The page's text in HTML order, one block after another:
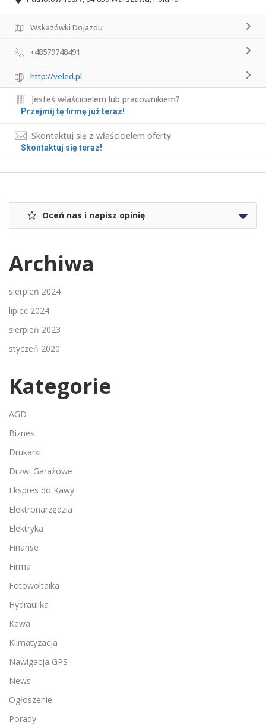
Wskazówki Dojazdu
+48579748491
http://veled.pl
Jesteś właścicielem lub pracownikiem?
Przejmij tę firmę już teraz!
Skontaktuj się z właścicielem oferty
Skontaktuj się teraz!
Oceń nas i napisz opinię
Archiwa
sierpień 2024
lipiec 2024
sierpień 2023
styczeń 2020
Kategorie
AGD
Biznes
Drukarki
Drzwi Garażowe
Ekspres do Kawy
Elektronarzędzia
Elektryka
Finanse
Firma
Fotowoltaika
Hydraulika
Kawa
Klimatyzacja
Nawigacja GPS
News
Ogłoszenie
Porady